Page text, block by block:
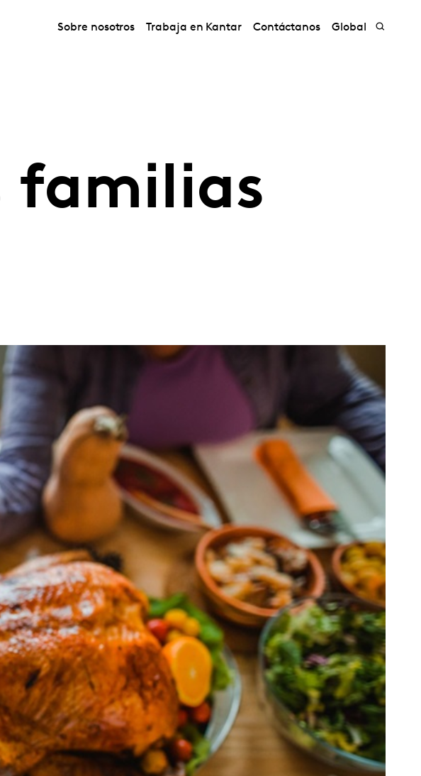
Sobre nosotros Trabaja en Kantar Contáctanos Global
familias